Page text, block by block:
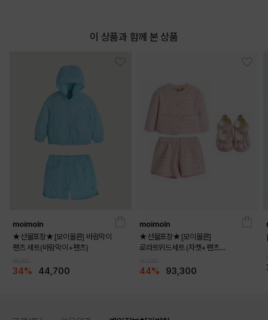
이 상품과 함께 본 상품
moimoln
★선물포장★[모이몰른] 바람막이
팬츠 세트(바람막이+팬츠)
34% 44,700
moimoln
★선물포장★[모이몰른]
로라트위드세트 (자켓+팬츠
44% 93,300